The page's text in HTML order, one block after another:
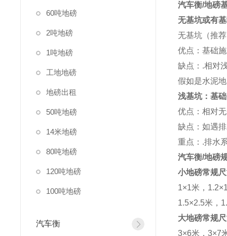
汽车衡/地磅
无基坑或有
无基坑（推
优点：基础
缺点： .相对
假如是水泥地
浅基坑：基
优点：相对
缺点：如遇
重点： .排水
汽车衡/地磅
小地磅常规
1×1米， 1.2×
1.5×2.5米，
大地磅常规
3×6米，3×7
60吨地磅
2吨地磅
1吨地磅
工地地磅
地磅出租
50吨地磅
14米地磅
80吨地磅
120吨地磅
100吨地磅
汽车衡